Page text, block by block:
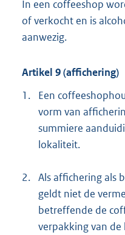
In een coffeeshop
of verkocht en is
aanwezig.
Artikel 9 (affichering)
1.
Een
vorm van
summiere
lokaliteit.
2. Als affichering als
geldt niet de
betreffende de
verpakking van